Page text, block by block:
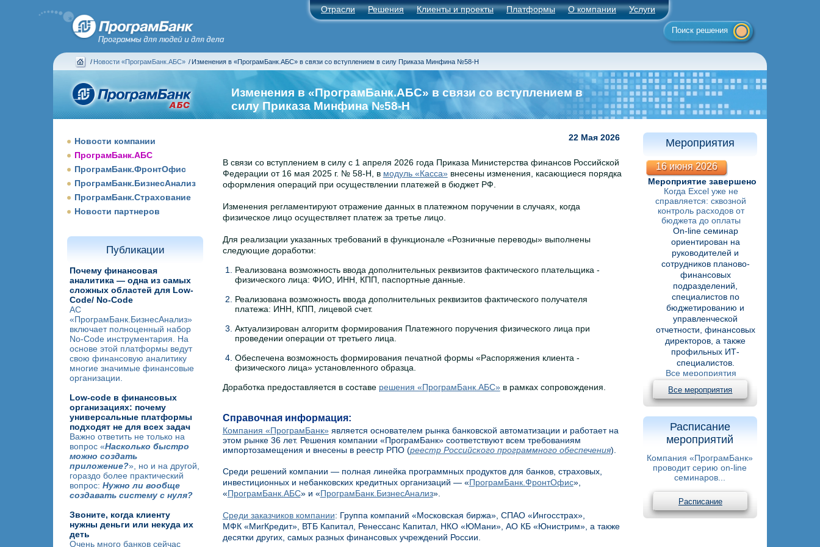
Поиск решения
Отрасли Решения Клиенты и проекты Платформы О компании Услуги
/ Новости «ПрограмБанк.АБС» / Изменения в «ПрограмБанк.АБС» в связи со вступлением в силу Приказа Минфина №58-Н
Изменения в «ПрограмБанк.АБС» в связи со вступлением в
силу Приказа Минфина №58-Н
Новости компании
ПрограмБанк.АБС
ПрограмБанк.ФронтОфис
ПрограмБанк.БизнесАнализ
ПрограмБанк.Страхование
Новости партнеров
Публикации
Почему финансовая
аналитика — одна из самых
сложных областей для Low-
Code/ No-Code
АС
«ПрограмБанк.БизнесАнализ»
включает полноценный набор
No-Code инструментария. На
основе этой платформы ведут
свою финансовую аналитику
многие значимые финансовые
организации.
Low-code в финансовых
организациях: почему
универсальные платформы
подходят не для всех задач
Важно ответить не только на
вопрос «Насколько быстро
можно создать
приложение?», но и на другой,
гораздо более практический
вопрос:Нужно ли вообще
создавать систему с нуля?
Звоните, когда клиенту
нужны деньги или некуда их
деть
Очень много банков сейчас
22 Мая 2026
В связи со вступлением в силу с 1 апреля 2026 года Приказа Министерства финансов Российской
Федерации от 16 мая 2025 г. № 58-Н, в модуль «Касса»внесены изменения, касающиеся порядка
оформления операций при осуществлении платежей в бюджет РФ.
Изменения регламентируют отражение данных в платежном поручении в случаях, когда
физическое лицо осуществляет платеж за третье лицо.
Для реализации указанных требований в функционале «Розничные переводы» выполнены
следующие доработки:
1.
Реализована возможность ввода дополнительных реквизитов фактического плательщика -
физического лица: ФИО, ИНН, КПП, паспортные данные.
2.
Реализована возможность ввода дополнительных реквизитов фактического получателя
платежа: ИНН, КПП, лицевой счет.
3. Актуализирован алгоритм формирования Платежного поручения физического лица при
проведении операции от третьего лица.
4. Обеспечена возможность формирования печатной формы «Распоряжения клиента -
физического лица» установленного образца.
Доработка предоставляется в составе решения «ПрограмБанк.АБС»в рамках сопровождения.
Справочная информация:
Компания «ПрограмБанк»является основателем рынка банковской автоматизации и работает на
этом рынке 36 лет. Решения компании «ПрограмБанк» соответствуют всем требованиям
импортозамещения и внесены в реестр РПО (реестр Российского программного обеспечения).
Среди решений компании — полная линейка программных продуктов для банков, страховых,
инвестиционных и небанковских кредитных организаций — «ПрограмБанк.ФронтОфис»,
«ПрограмБанк.АБС» и «ПрограмБанк.БизнесАнализ».
Среди заказчиков компании: Группа компаний «Московская биржа», СПАО «Ингосстрах»,
МФК «МигКредит», ВТБ Капитал, Ренессанс Капитал, НКО «ЮМани», АО КБ «Юнистрим», а также
десятки других, самых разных финансовых учреждений России.
Мероприятия
16 июня 2026
Мероприятие завершено
Когда Excel уже не
справляется: сквозной
контроль расходов от
бюджета до оплаты
On-line семинар
ориентирован на
руководителей и
сотрудников планово-
финансовых
подразделений,
специалистов по
бюджетированию и
управленческой
отчетности, финансовых
директоров, а также
профильных ИТ-
специалистов.
Все мероприятия
Все мероприятия
Расписание
мероприятий
Компания «ПрограмБанк»
проводит серию on-line
семинаров...
Расписание